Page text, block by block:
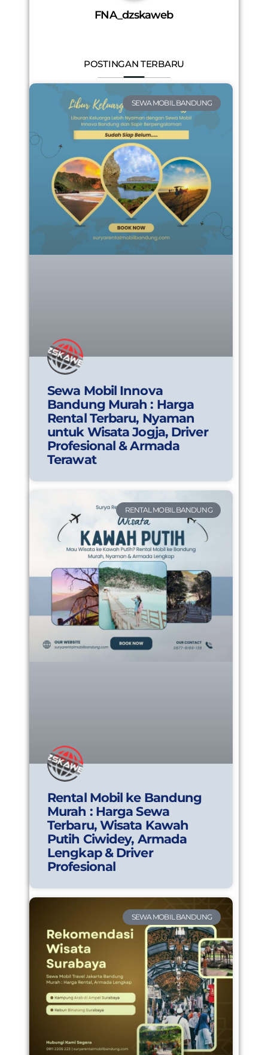
FNA_dzskaweb
POSTINGAN TERBARU
SEWA MOBIL BANDUNG
Sewa Mobil Innova
Bandung Murah : Harga
Rental Terbaru, Nyaman
untuk Wisata Jogja, Driver
Profesional & Armada
Terawat
RENTAL MOBIL BANDUNG
Rental Mobil ke Bandung
Murah : Harga Sewa
Terbaru, Wisata Kawah
Putih Ciwidey, Armada
Lengkap & Driver
Profesional
SEWA MOBIL BANDUNG